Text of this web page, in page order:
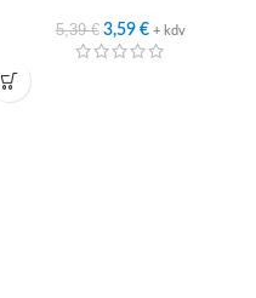
5,39€ 3,59 € + kdv